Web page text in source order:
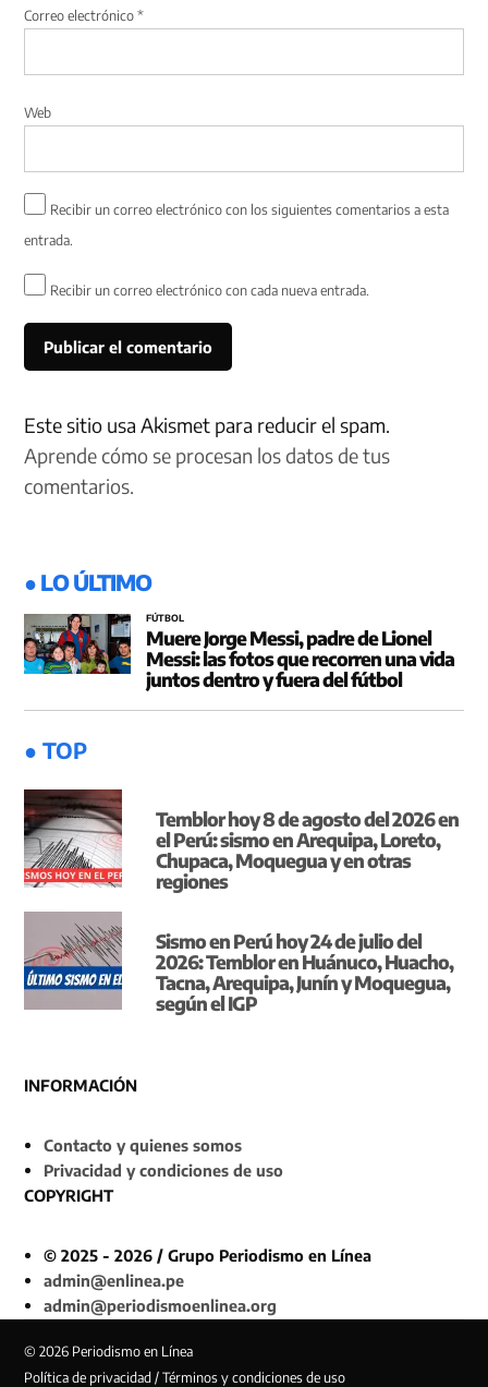
Correo electrónico*
Web
Recibir un correo electrónico con los siguientes comentarios a esta
entrada.
Recibir un correo electrónico con cada nueva entrada.
Este sitio usa Akismet para reducir el spam.
Aprende cómo se procesan los datos de tus
comentarios.
● LO ÚLTIMO
FÚTBOL
Muere Jorge Messi, padre de Lionel
Messi: las fotos que recorren una vida
juntos dentro y fuera del fútbol
● TOP
Temblor hoy 8 de agosto del 2026 en
el Perú: sismo en Arequipa, Loreto,
Chupaca, Moquegua y en otras
regiones
Sismo en Perú hoy 24 de julio del
2026: Temblor en Huánuco, Huacho,
Tacna, Arequipa, Junín y Moquegua,
según el IGP
INFORMACIÓN
Contacto y quienes somos
Privacidad y condiciones de uso
COPYRIGHT
© 2025 - 2026 / Grupo Periodismo en Línea
admin@enlinea.pe
admin@periodismoenlinea.org
© 2026 Periodismo en Línea
Política de privacidad / Términos y condiciones de uso